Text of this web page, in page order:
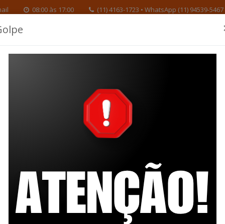
(11) 4163-1723 • WhatsApp (11) 94539-5467
08:00 às 17:00
por meio do Portal de Compras do Governo Federal (
). O número da UASG do